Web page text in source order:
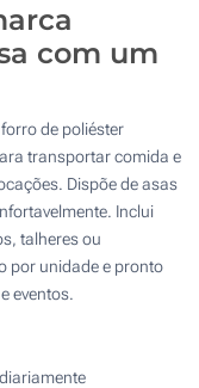
com um
de poliéster
transportar comida e
Dispõe de asas
Inclui
talheres ou
por unidade e pronto
eventos.